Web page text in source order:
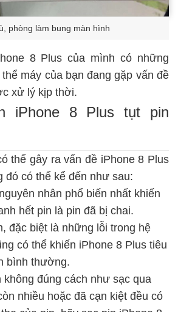
phòng làm bung màn hình
8 Plus của mình có những
máy của bạn đang gặp vấn đề
xử lý kịp thời.
iPhone 8 Plus tụt pin
thể gây ra vấn đề iPhone 8 Plus
đó có thể kể đến như sau:
nhân phổ biến nhất khiến
hết pin là pin đã bị chai.
đặc biệt là những lỗi trong hệ
có thể khiến iPhone 8 Plus tiêu
bình thường.
không đúng cách như sạc qua
nhiều hoặc đã cạn kiệt đều có